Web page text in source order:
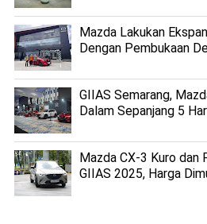
Mazda Lakukan
Dengan Pembukaan
GIIAS Semarang,
Dalam Sepanjang 5
Mazda CX-3 Kuro
GIIAS 2025, Harga